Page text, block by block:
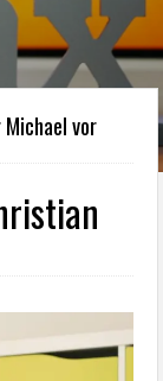
vor